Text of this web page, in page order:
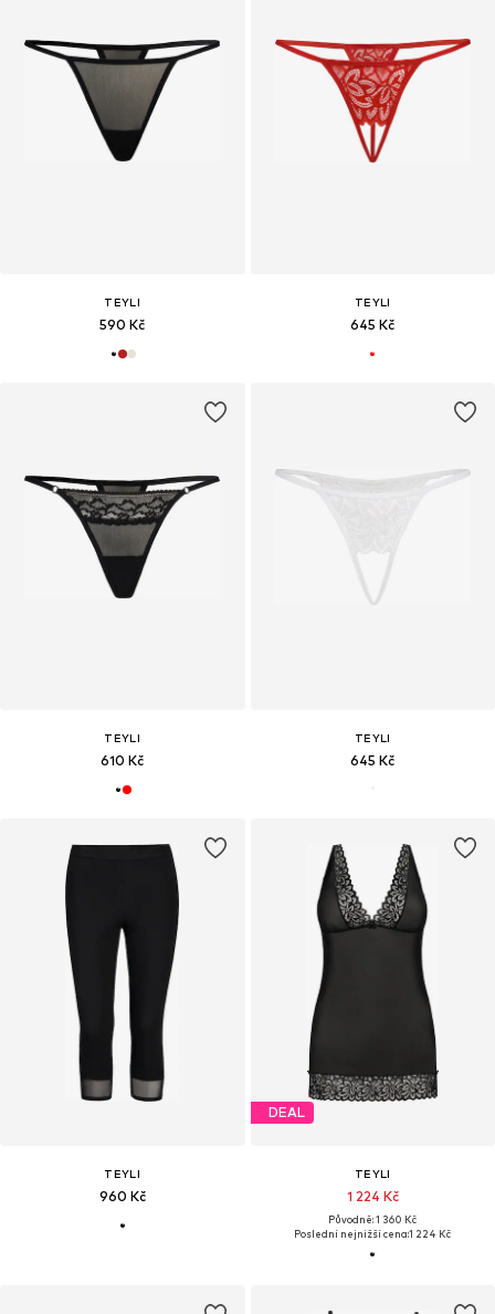
TEYLI
590 Kč
TEYLI
645 Kč
TEYLI
610 Kč
TEYLI
645 Kč
TEYLI
960 Kč
DEAL
TEYLI
1 224 Kč
Původně: 1 360 Kč
Poslední nejnižší cena:1 224 Kč